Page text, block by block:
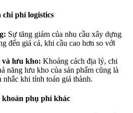
phí logistics
Sự tăng giảm của nhu cầu xây dựng
đến giá cả, khi cầu cao hơn so với
và lưu kho: Khoảng cách địa lý, chi
năng lưu kho của sản phẩm cũng là
nhắc khi tính toán giá thành.
khoản phụ phí khác